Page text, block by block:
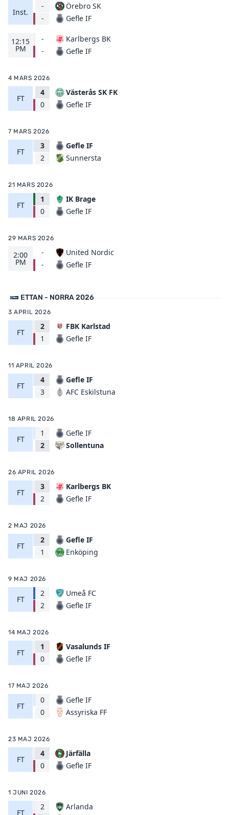
Inst.
-
-
Örebro SK
Gefle IF
12:15
PM
-
-
Karlbergs BK
Gefle IF
4 MARS 2026
FT
4
0
Västerås SK FK
Gefle IF
7 MARS 2026
FT
3
2
Gefle IF
Sunnersta
21 MARS 2026
FT
1
0
IK Brage
Gefle IF
29 MARS 2026
2:00
PM
-
-
United Nordic
Gefle IF
ETTAN - NORRA 2026
3 APRIL 2026
FT
2
1
FBK Karlstad
Gefle IF
11 APRIL 2026
FT
4
3
Gefle IF
AFC Eskilstuna
18 APRIL 2026
FT
1
2
Gefle IF
Sollentuna
26 APRIL 2026
FT
3
2
Karlbergs BK
Gefle IF
2 MAJ 2026
FT
2
1
Gefle IF
Enköping
9 MAJ 2026
FT
2
2
Umeå FC
Gefle IF
14 MAJ 2026
FT
1
0
Vasalunds IF
Gefle IF
17 MAJ 2026
FT
0
0
Gefle IF
Assyriska FF
23 MAJ 2026
FT
4
0
Järfälla
Gefle IF
1 JUNI 2026
FT
2
Arlanda